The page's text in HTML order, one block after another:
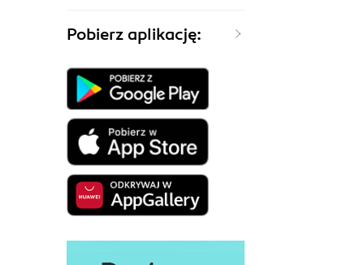
Pobierz aplikację: